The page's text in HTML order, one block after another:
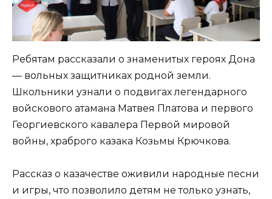
Ребятам рассказали о знаменитых героях Дона
— вольных защитниках родной земли.
Школьники узнали о подвигах легендарного
войскового атамана Матвея Платова и первого
Георгиевского кавалера Первой мировой
войны, храброго казака Козьмы Крючкова.
Рассказ о казачестве оживили народные песни
и игры, что позволило детям не только узнать,